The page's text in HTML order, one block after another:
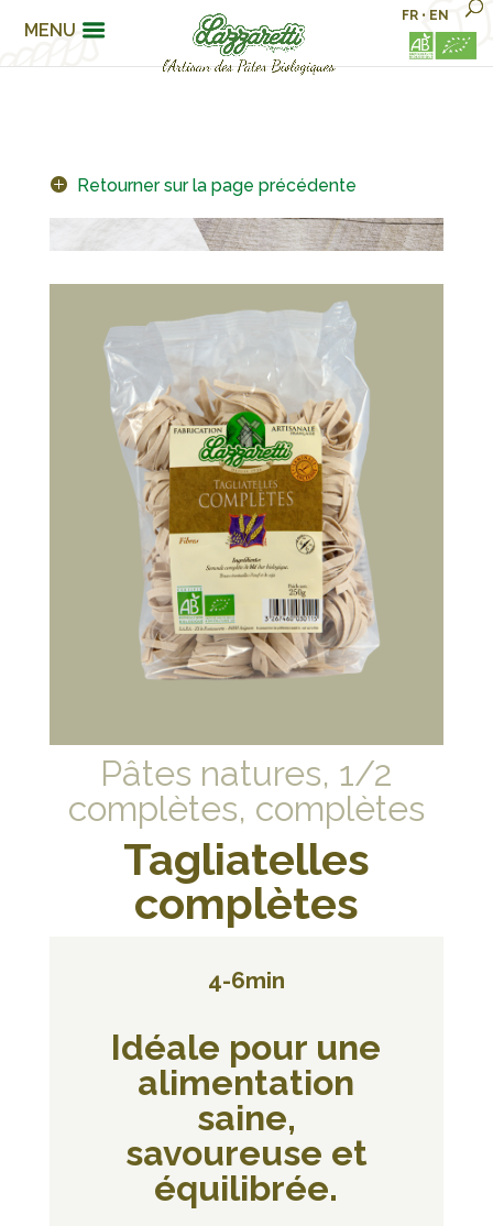
MENU
FR • EN
Retourner sur la page précédente
Pâtes natures, 1/2
complètes, complètes
Tagliatelles
complètes
4-6min
Idéale pour une
alimentation
saine,
savoureuse et
équilibrée.